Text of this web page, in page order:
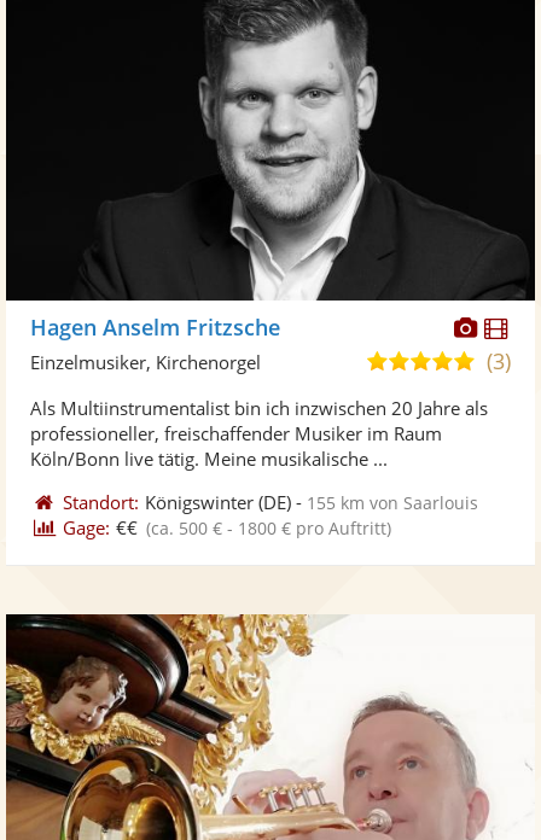
Fotos
Hagen Anselm Fritzsche
5,0
5
(3)
Einzelmusiker, Kirchenorgel
Als Multiinstrumentalist bin ich inzwischen 20 Jahre als
professioneller, freischaffender Musiker im Raum
Köln/Bonn live tätig. Meine musikalische ...
Standort: Königswinter (DE) - 155 km von Saarlouis
Gage: €€ (ca. 500 € - 1800 € pro Auftritt)